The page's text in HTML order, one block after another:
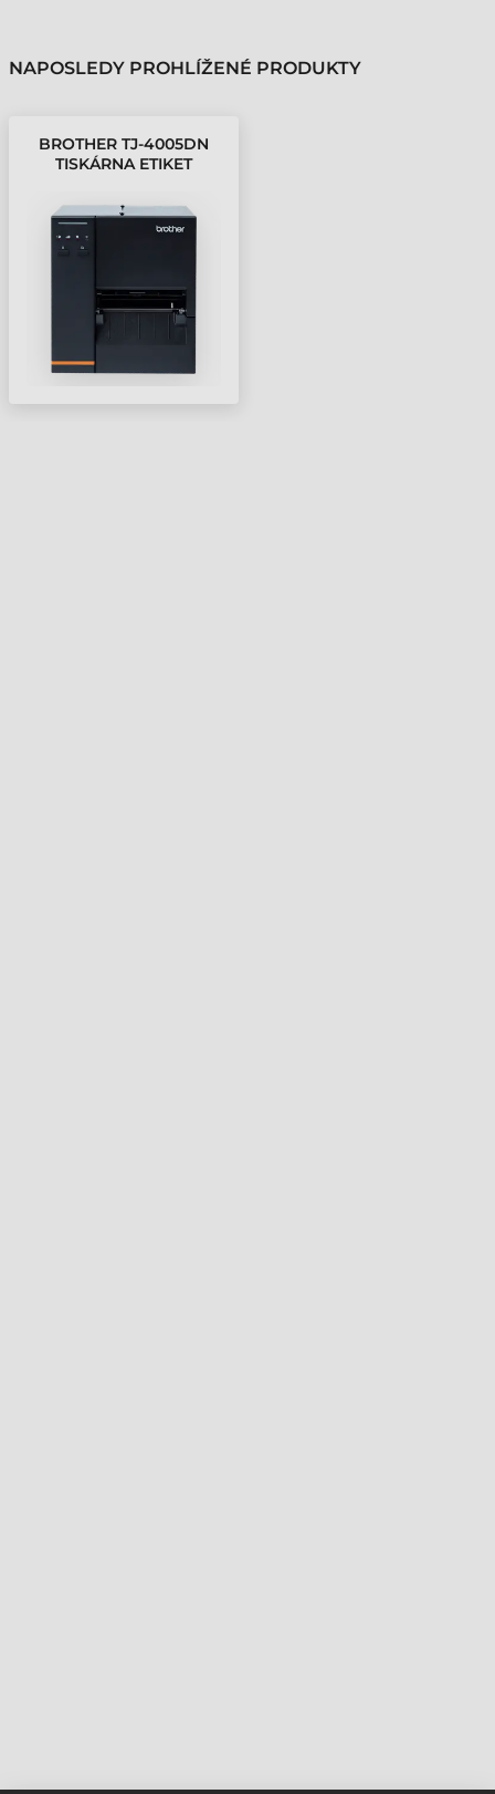
NAPOSLEDY PROHLÍŽENÉ PRODUKTY
BROTHER TJ-4005DN
TISKÁRNA ETIKET